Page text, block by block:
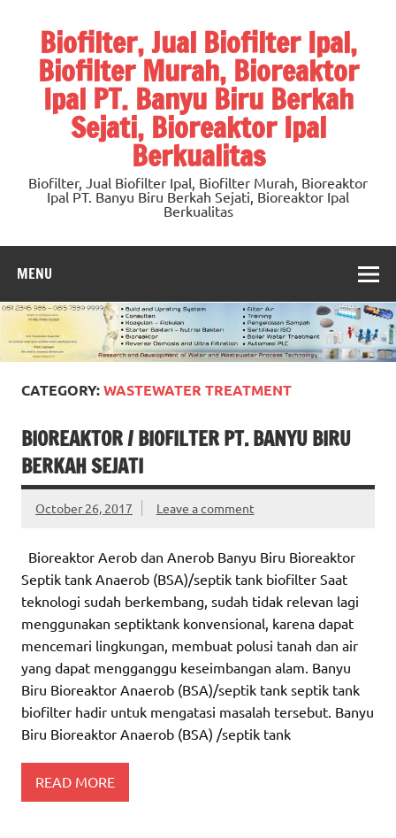
contentBiofilter, Jual Biofilter Ipal,
Biofilter Murah, Bioreaktor
Ipal PT. Banyu Biru Berkah
Sejati, Bioreaktor Ipal
Berkualitas
Biofilter, Jual Biofilter Ipal, Biofilter Murah, Bioreaktor
Ipal PT. Banyu Biru Berkah Sejati, Bioreaktor Ipal
Berkualitas
MENU
CATEGORY:WASTEWATER TREATMENT
BIOREAKTOR / BIOFILTER PT. BANYU BIRU
BERKAH SEJATI
October 26, 2017 Leave a comment
Bioreaktor Aerob dan Anerob Banyu Biru Bioreaktor
Septik tank Anaerob (BSA)/septik tank biofilter Saat
teknologi sudah berkembang, sudah tidak relevan lagi
menggunakan septiktank konvensional, karena dapat
mencemari lingkungan, membuat polusi tanah dan air
yang dapat mengganggu keseimbangan alam. Banyu
Biru Bioreaktor Anaerob (BSA)/septik tank septik tank
biofilter hadir untuk mengatasi masalah tersebut. Banyu
Biru Bioreaktor Anaerob (BSA) /septik tank
READ MORE